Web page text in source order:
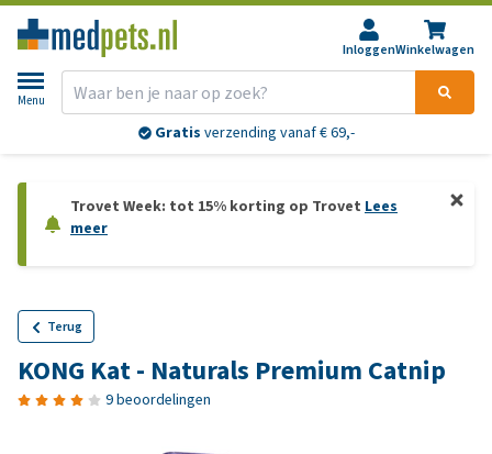
InloggenWinkelwagen
Menu
Gratis verzending vanaf € 69,-
Trovet Week: tot 15% korting op Trovet Lees
meer
Terug
KONG Kat - Naturals Premium Catnip
9 beoordelingen